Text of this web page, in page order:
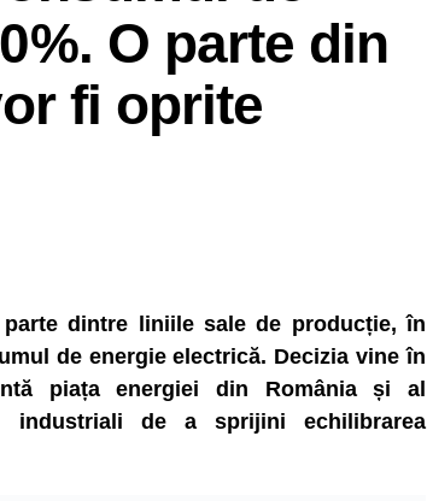
O parte din
fi oprite
dintre liniile sale de producție, în
de energie electrică. Decizia vine în
piața energiei din România și al
industriali de a sprijini echilibrarea